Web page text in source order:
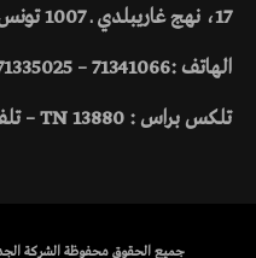
17، نهج غاريبلدي ـ 1007 تونس
الهاتف :71341066 – 71335025 – 71336386
تلكس براس : 13880 TN – تلفاكس :71336584
جميع الحقوق محفوظة الشركة